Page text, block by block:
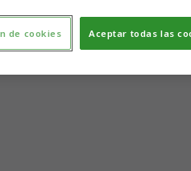
Aceptar todas las
de cookies